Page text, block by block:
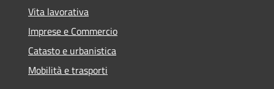
Vita lavorativa
Imprese e Commercio
Catasto e urbanistica
Mobilità e trasporti